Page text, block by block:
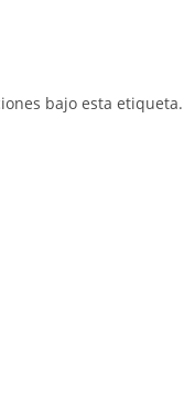
bajo esta etiqueta.